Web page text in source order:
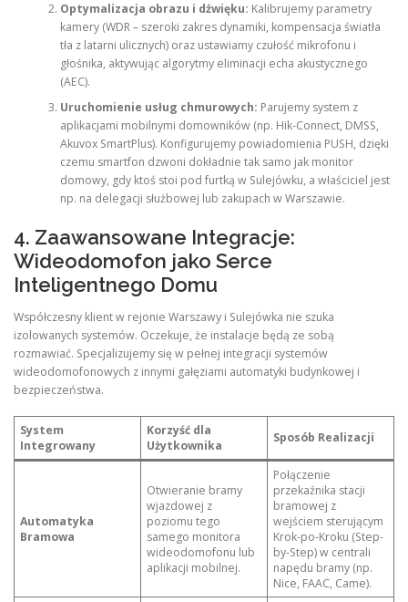
Optymalizacja obrazu i dźwięku: Kalibrujemy parametry
kamery (WDR – szeroki zakres dynamiki, kompensacja światła
tła z latarni ulicznych) oraz ustawiamy czułość mikrofonu i
głośnika, aktywując algorytmy eliminacji echa akustycznego
(AEC).
Uruchomienie usług chmurowych: Parujemy system z
aplikacjami mobilnymi domowników (np. Hik-Connect, DMSS,
Akuvox SmartPlus). Konfigurujemy powiadomienia PUSH, dzięki
czemu smartfon dzwoni dokładnie tak samo jak monitor
domowy, gdy ktoś stoi pod furtką w Sulejówku, a właściciel jest
np. na delegacji służbowej lub zakupach w Warszawie.
4. Zaawansowane Integracje:
Wideodomofon jako Serce
Inteligentnego Domu
Współczesny klient w rejonie Warszawy i Sulejówka nie szuka
izolowanych systemów. Oczekuje, że instalacje będą ze sobą
rozmawiać. Specjalizujemy się w pełnej integracji systemów
wideodomofonowych z innymi gałęziami automatyki budynkowej i
bezpieczeństwa.
System
Integrowany
Korzyść dla
Użytkownika
Sposób Realizacji
Automatyka
Bramowa
Otwieranie bramy
wjazdowej z
poziomu tego
samego monitora
wideodomofonu lub
aplikacji mobilnej.
Połączenie
przekaźnika stacji
bramowej z
wejściem sterującym
Krok-po-Kroku (Step-
by-Step) w centrali
napędu bramy (np.
Nice, FAAC, Came).